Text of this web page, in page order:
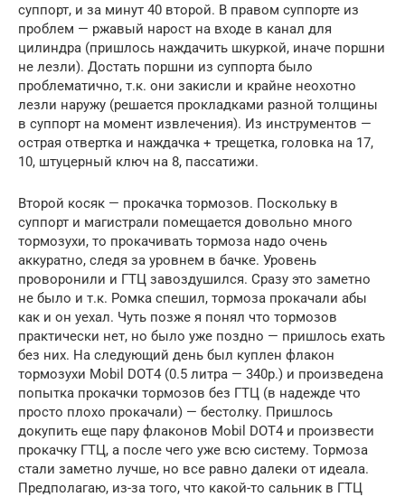
суппорт, и за минут 40 второй. В правом суппорте из
проблем — ржавый нарост на входе в канал для
цилиндра (пришлось наждачить шкуркой, иначе поршни
не лезли). Достать поршни из суппорта было
проблематично, т.к. они закисли и крайне неохотно
лезли наружу (решается прокладками разной толщины
в суппорт на момент извлечения). Из инструментов —
острая отвертка и наждачка + трещетка, головка на 17,
10, штуцерный ключ на 8, пассатижи.
Второй косяк — прокачка тормозов. Поскольку в
суппорт и магистрали помещается довольно много
тормозухи, то прокачивать тормоза надо очень
аккуратно, следя за уровнем в бачке. Уровень
проворонили и ГТЦ завоздушился. Сразу это заметно
не было и т.к. Ромка спешил, тормоза прокачали абы
как и он уехал. Чуть позже я понял что тормозов
практически нет, но было уже поздно — пришлось ехать
без них. На следующий день был куплен флакон
тормозухи Mobil DOT4 (0.5 литра — 340р.) и произведена
попытка прокачки тормозов без ГТЦ (в надежде что
просто плохо прокачали) — бестолку. Пришлось
докупить еще пару флаконов Mobil DOT4 и произвести
прокачку ГТЦ, а после чего уже всю систему. Тормоза
стали заметно лучше, но все равно далеки от идеала.
Предполагаю, из-за того, что какой-то сальник в ГТЦ